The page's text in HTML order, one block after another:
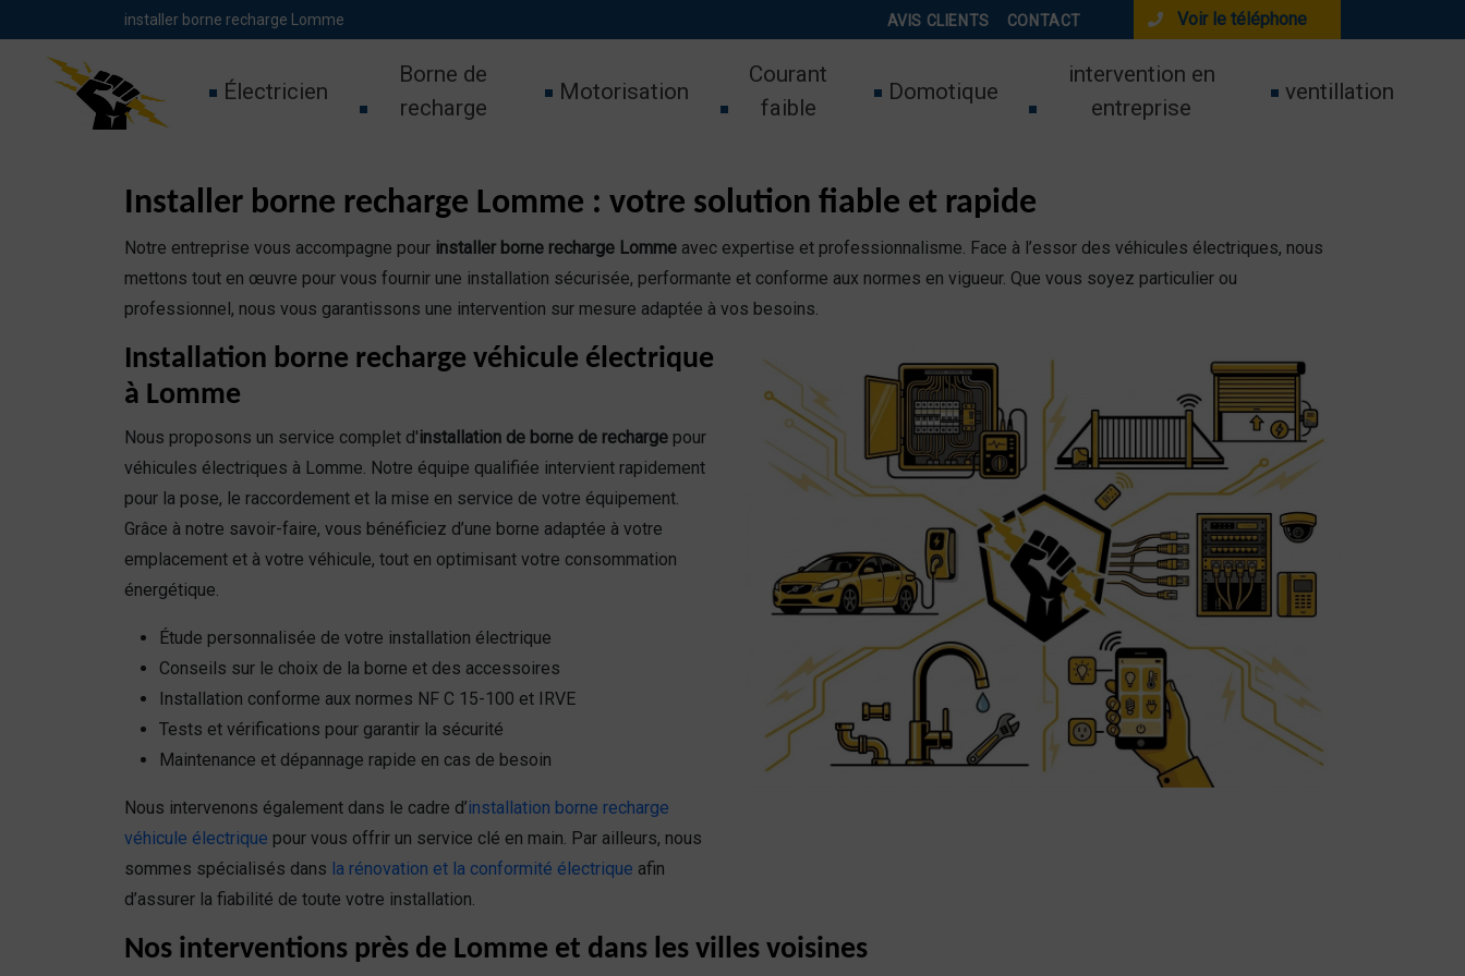
installer borne recharge Lomme AVIS CLIENTS CONTACT Voir le téléphone
Électricien
Borne de
recharge
Motorisation
Courant
faible
Domotique
intervention en
entreprise
ventillation
Installer borne recharge Lomme : votre solution fiable et rapide
Notre entreprise vous accompagne pour installer borne recharge Lomme avec expertise et professionnalisme. Face à l’essor des véhicules électriques, nous
mettons tout en œuvre pour vous fournir une installation sécurisée, performante et conforme aux normes en vigueur. Que vous soyez particulier ou
professionnel, nous vous garantissons une intervention sur mesure adaptée à vos besoins.
Installation borne recharge véhicule électrique
à Lomme
Nous proposons un service complet d'installation de borne de recharge pour
véhicules électriques à Lomme. Notre équipe qualifiée intervient rapidement
pour la pose, le raccordement et la mise en service de votre équipement.
Grâce à notre savoir-faire, vous bénéficiez d’une borne adaptée à votre
emplacement et à votre véhicule, tout en optimisant votre consommation
énergétique.
Étude personnalisée de votre installation électrique
Conseils sur le choix de la borne et des accessoires
Installation conforme aux normes NF C 15-100 et IRVE
Tests et vérifications pour garantir la sécurité
Maintenance et dépannage rapide en cas de besoin
Nous intervenons également dans le cadre d’installation borne recharge
véhicule électrique pour vous offrir un service clé en main. Par ailleurs, nous
sommes spécialisés dans la rénovation et la conformité électrique afin
d’assurer la fiabilité de toute votre installation.
Nos interventions près de Lomme et dans les villes voisines
Panneau de gestion des cookies